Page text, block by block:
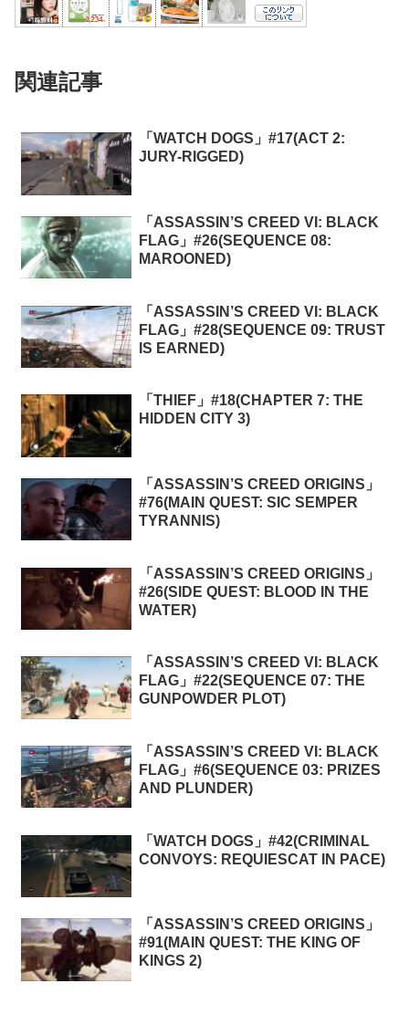
関連記事
「WATCH DOGS」#17(ACT 2:
JURY-RIGGED)
「ASSASSIN’S CREED VI: BLACK
FLAG」#26(SEQUENCE 08:
MAROONED)
「ASSASSIN’S CREED VI: BLACK
FLAG」#28(SEQUENCE 09: TRUST
IS EARNED)
「THIEF」#18(CHAPTER 7: THE
HIDDEN CITY 3)
「ASSASSIN’S CREED ORIGINS」
#76(MAIN QUEST: SIC SEMPER
TYRANNIS)
「ASSASSIN’S CREED ORIGINS」
#26(SIDE QUEST: BLOOD IN THE
WATER)
「ASSASSIN’S CREED VI: BLACK
FLAG」#22(SEQUENCE 07: THE
GUNPOWDER PLOT)
「ASSASSIN’S CREED VI: BLACK
FLAG」#6(SEQUENCE 03: PRIZES
AND PLUNDER)
「WATCH DOGS」#42(CRIMINAL
CONVOYS: REQUIESCAT IN PACE)
「ASSASSIN’S CREED ORIGINS」
#91(MAIN QUEST: THE KING OF
KINGS 2)